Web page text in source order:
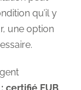
qu’il y
une option